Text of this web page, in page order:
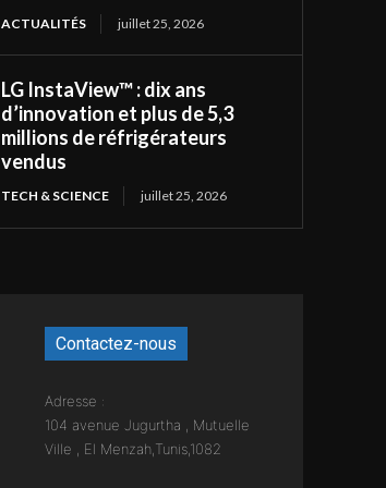
ACTUALITÉS juillet 25, 2026
LG InstaView™ : dix ans
d’innovation et plus de 5,3
millions de réfrigérateurs
vendus
TECH & SCIENCE juillet 25, 2026
Contactez-nous
Adresse :
104 avenue Jugurtha , Mutuelle
Ville , El Menzah,Tunis,1082